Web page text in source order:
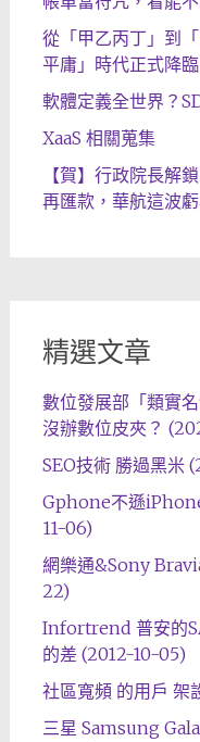
從「甲乙丙丁」到
平庸」時代正式降臨
軟體定義全世界？
XaaS 相關蒐集
【賀】行政院長解
再匯款，華航這波
精選文章
數位發展部「類實
沒辦數位皮夾？
SEO技術 勝過黑米
Gphone不遜
11-06)
網樂通&Sony
22)
Infortrend 普安的
的差 (2012-10-05)
社區寬頻 的用戶
三星 Samsung